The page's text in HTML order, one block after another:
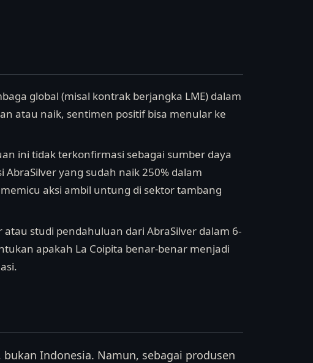
global (misal kontrak berjangka LME) dalam
atau naik, sentimen positif bisa menular ke
ini tidak terkonfirmasi sebagai sumber daya
yang sudah naik 250% dalam
aksi ambil untung di sektor tambang
studi pendahuluan dari AbraSilver dalam 6-
apakah La Coipita benar-benar menjadi
Indonesia. Namun, sebagai produsen